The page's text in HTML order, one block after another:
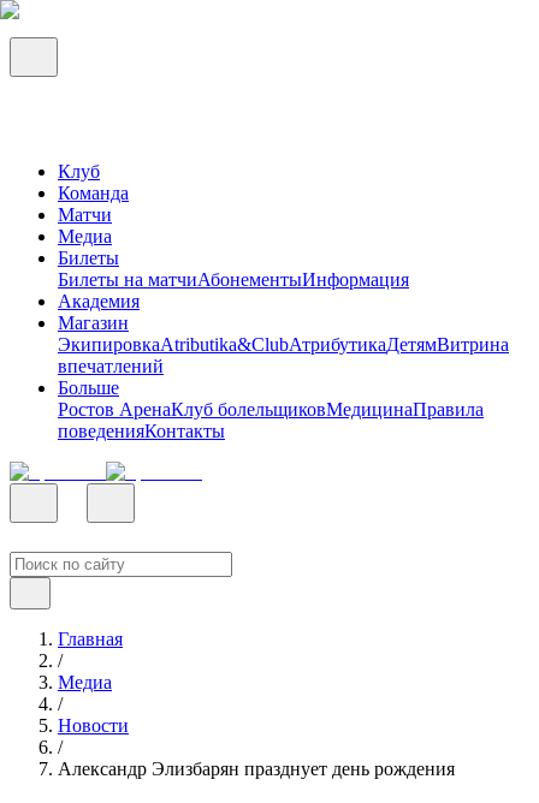
Клуб
Команда
Матчи
Медиа
Билеты
Билеты на матчиАбонементыИнформация
Академия
Магазин
ЭкипировкаAtributika&ClubАтрибутикаДетямВитрина
впечатлений
Больше
Ростов АренаКлуб болельщиковМедицинаПравила
поведенияКонтакты
Главная
/
Медиа
/
Новости
/
Александр Элизбарян празднует день рождения